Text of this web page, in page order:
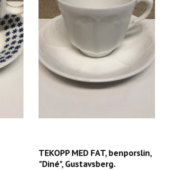
TEKOPP MED FAT, benporslin,
"Diné", Gustavsberg.